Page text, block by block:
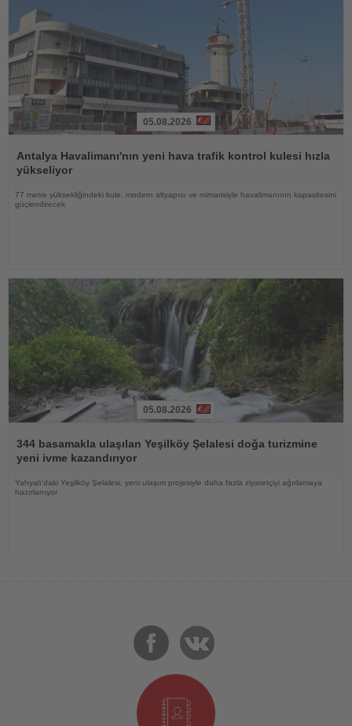
Oku
05.08.2026
Antalya Havalimanı'nın yeni hava trafik kontrol kulesi hızla
yükseliyor
77 metre yüksekliğindeki kule, modern altyapısı ve mimarisiyle havalimanının kapasitesini
güçlendirecek
Oku
05.08.2026
344 basamakla ulaşılan Yeşilköy Şelalesi doğa turizmine
yeni ivme kazandırıyor
Yahyalı'daki Yeşilköy Şelalesi, yeni ulaşım projesiyle daha fazla ziyaretçiyi ağırlamaya
hazırlanıyor